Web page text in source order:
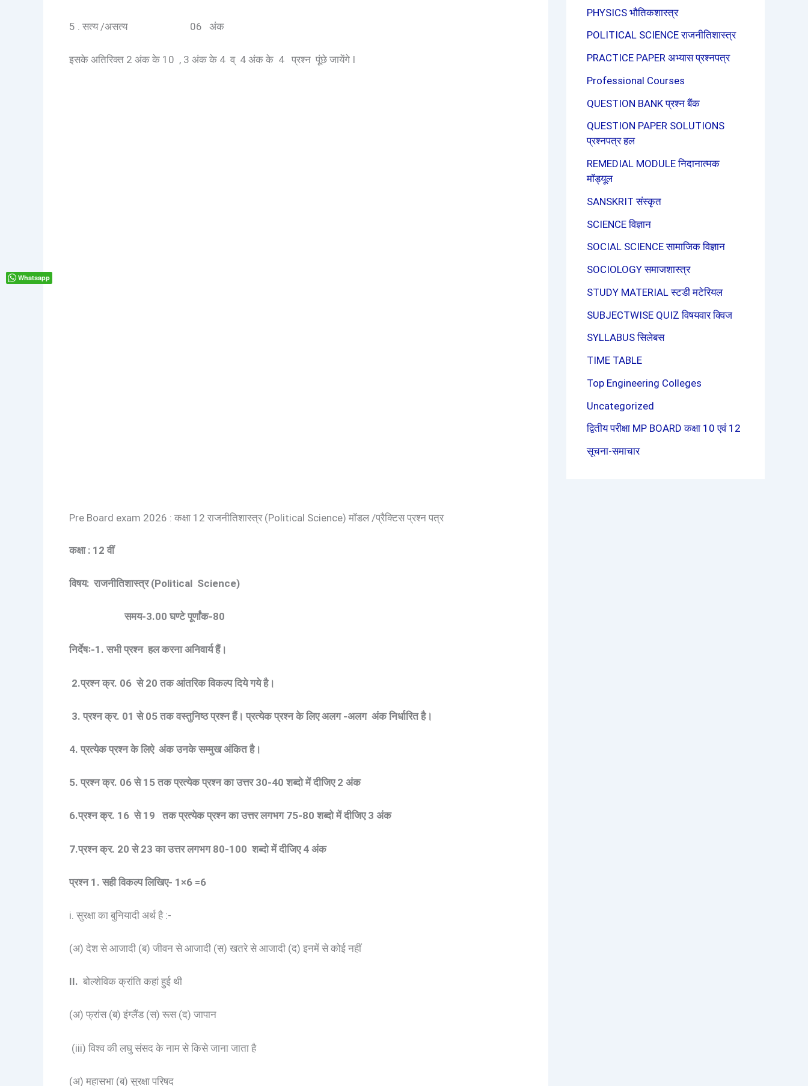
5 . सत्य /असत्य 06 अंक
इसके अतिरिक्त 2 अंक के 10 , 3 अंक के 4 व् 4 अंक के 4 प्रश्न पूंछे जायेंगे I
Pre Board exam 2026 : कक्षा 12 राजनीतिशास्त्र (Political Science) मॉडल /प्रैक्टिस प्रश्न पत्र
कक्षा : 12 वीं
विषय: राजनीतिशास्त्र (Political Science)
समय-3.00 घण्टे पूर्णांक-80
निर्देषः-1. सभी प्रश्न हल करना अनिवार्य हैं।
2.प्रश्न क्र. 06 से 20 तक आंतरिक विकल्प दिये गये है।
3. प्रश्न क्र. 01 से 05 तक वस्तुनिष्ठ प्रश्न हैं। प्रत्येक प्रश्न के लिए अलग -अलग अंक निर्धारित है।
4. प्रत्येक प्रश्न के लिऐ अंक उनके सम्मुख अंकित है।
5. प्रश्न क्र. 06 से 15 तक प्रत्येक प्रश्न का उत्तर 30-40 शब्दो में दीजिए 2 अंक
6.प्रश्न क्र. 16 से 19 तक प्रत्येक प्रश्न का उत्तर लगभग 75-80 शब्दो में दीजिए 3 अंक
7.प्रश्न क्र. 20 से 23 का उत्तर लगभग 80-100 शब्दो में दीजिए 4 अंक
प्रश्न 1. सही विकल्प लिखिए- 1×6 =6
i. सुरक्षा का बुनियादी अर्थ है :-
(अ) देश से आजादी (ब) जीवन से आजादी (स) खतरे से आजादी (द) इनमें से कोई नहीं
II. बोल्शेविक क्रांति कहां हुई थी
(अ) फ्रांस (ब) इंग्लैंड (स) रूस (द) जापान
(iii) विश्व की लघु संसद के नाम से किसे जाना जाता है
(अ) महासभा (ब) सुरक्षा परिषद
PHYSICS भौतिकशास्त्र
POLITICAL SCIENCE राजनीतिशास्त्र
PRACTICE PAPER अभ्यास प्रश्नपत्र
Professional Courses
QUESTION BANK प्रश्न बैंक
QUESTION PAPER SOLUTIONS
प्रश्नपत्र हल
REMEDIAL MODULE निदानात्मक
मॉड्यूल
SANSKRIT संस्कृत
SCIENCE विज्ञान
SOCIAL SCIENCE सामाजिक विज्ञान
SOCIOLOGY समाजशास्त्र
STUDY MATERIAL स्टडी मटेरियल
SUBJECTWISE QUIZ विषयवार क्विज
SYLLABUS सिलेबस
TIME TABLE
Top Engineering Colleges
Uncategorized
द्वितीय परीक्षा MP BOARD कक्षा 10 एवं 12
सूचना-समाचार
Whatsapp